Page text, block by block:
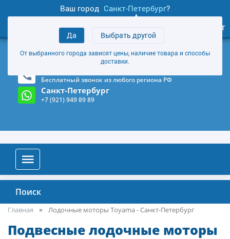
Ваш город Санкт-Петербург?
Да Выбрать другой
От выбранного города зависят цены, наличие товара и способы
доставки.
товаров
Личный кабинет
+7 (921) 949 89 89
Магазин и склад в Санкт-Петербурге (Карта)
Бесплатный звонок из любого региона РФ
Санкт-Петербург
+7 (921) 949 89 89
Поиск
Главная Лодочные моторы Toyama - Санкт-Петербург
Подвесные лодочные моторы